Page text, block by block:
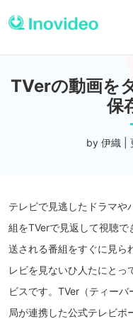
TVerの動画を
保
by 伊織 |
テレビで見逃したドラマや
組をTVerで見返して視聴で
送される番組をすぐに見ら
レビを見ないひ人たにとっ
ビスです。TVer（ティー
局が連携した公式テレビポ